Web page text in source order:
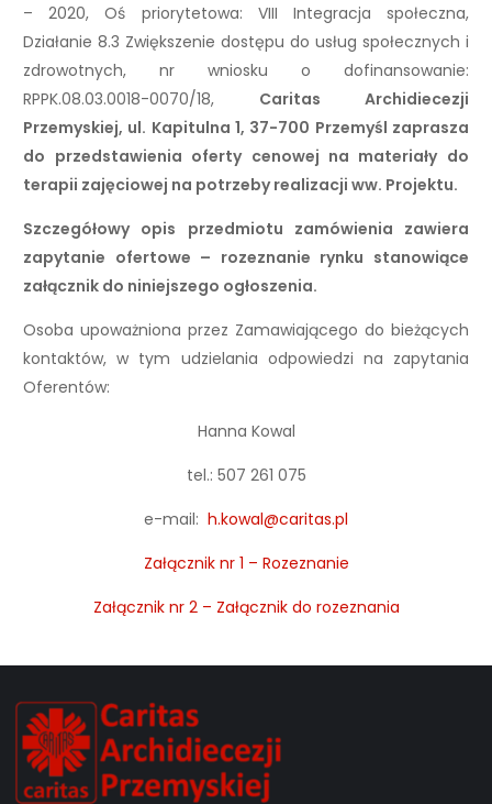
– 2020, Oś priorytetowa: VIII Integracja społeczna,
Działanie 8.3 Zwiększenie dostępu do usług społecznych i
zdrowotnych, nr wniosku o dofinansowanie:
RPPK.08.03.0018-0070/18, Caritas Archidiecezji
Przemyskiej, ul. Kapitulna 1, 37-700 Przemyśl zaprasza
do przedstawienia oferty cenowej na materiały do
terapii zajęciowej na potrzeby realizacji ww. Projektu.
Szczegółowy opis przedmiotu zamówienia zawiera
zapytanie ofertowe – rozeznanie rynku stanowiące
załącznik do niniejszego ogłoszenia.
Osoba upoważniona przez Zamawiającego do bieżących
kontaktów, w tym udzielania odpowiedzi na zapytania
Oferentów:
Hanna Kowal
tel.: 507 261 075
e-mail: h.kowal@caritas.pl
Załącznik nr 1 – Rozeznanie
Załącznik nr 2 – Załącznik do rozeznania